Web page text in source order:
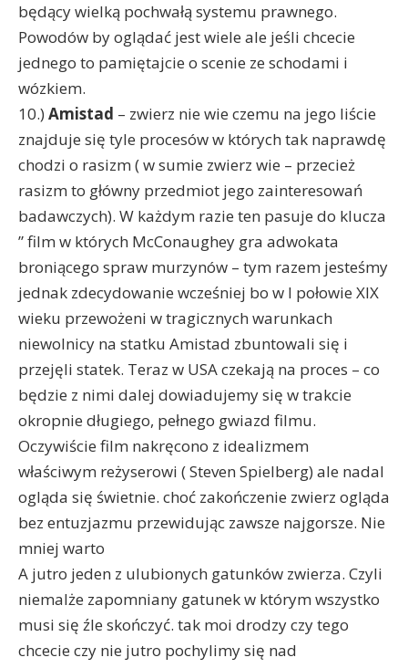
będący wielką pochwałą systemu prawnego.
Powodów by oglądać jest wiele ale jeśli chcecie
jednego to pamiętajcie o scenie ze schodami i
wózkiem.
10.) Amistad – zwierz nie wie czemu na jego liście
znajduje się tyle procesów w których tak naprawdę
chodzi o rasizm ( w sumie zwierz wie – przecież
rasizm to główny przedmiot jego zainteresowań
badawczych). W każdym razie ten pasuje do klucza
” film w których McConaughey gra adwokata
broniącego spraw murzynów – tym razem jesteśmy
jednak zdecydowanie wcześniej bo w I połowie XIX
wieku przewożeni w tragicznych warunkach
niewolnicy na statku Amistad zbuntowali się i
przejęli statek. Teraz w USA czekają na proces – co
będzie z nimi dalej dowiadujemy się w trakcie
okropnie długiego, pełnego gwiazd filmu.
Oczywiście film nakręcono z idealizmem
właściwym reżyserowi ( Steven Spielberg) ale nadal
ogląda się świetnie. choć zakończenie zwierz ogląda
bez entuzjazmu przewidując zawsze najgorsze. Nie
mniej warto
A jutro jeden z ulubionych gatunków zwierza. Czyli
niemalże zapomniany gatunek w którym wszystko
musi się źle skończyć. tak moi drodzy czy tego
chcecie czy nie jutro pochylimy się nad